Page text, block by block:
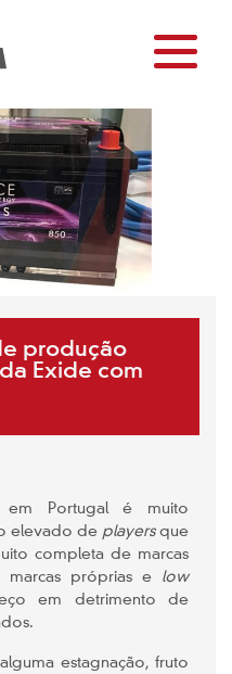
produção
Exide com
Portugal é muito
elevado de playersque
completa de marcas
marcas próprias e low
em detrimento de
estagnação, fruto